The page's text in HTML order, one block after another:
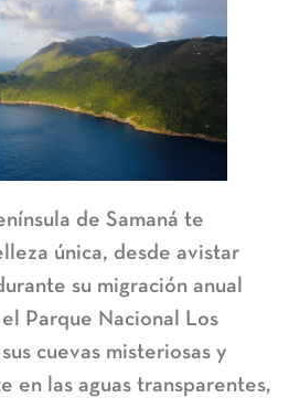
de Samaná te
única, desde avistar
su migración anual
Parque Nacional Los
cuevas misteriosas y
en las aguas transparentes,